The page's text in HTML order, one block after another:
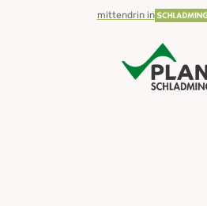
mittendrin in